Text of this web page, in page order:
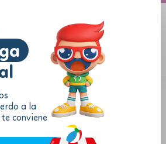
a la
conviene
Guitarras